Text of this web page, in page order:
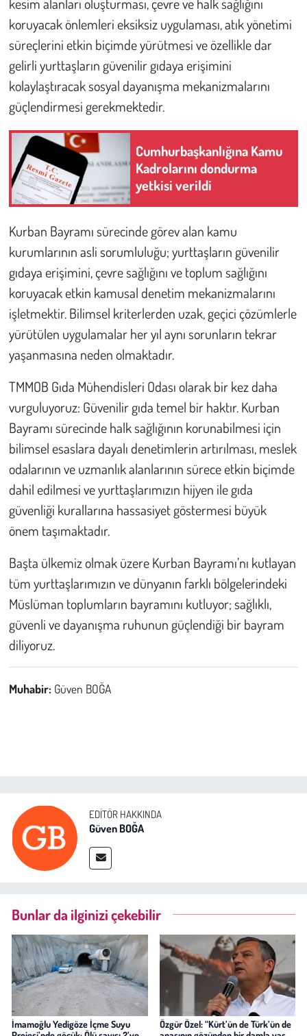
koruyacak önlemleri eksiksiz uygulaması, atık yönetimi
süreçlerini etkin biçimde yürütmesi ve özellikle dar
gelirli yurttaşların güvenilir gıdaya erişimini
kolaylaştıracak sosyal dayanışma mekanizmalarını
güçlendirmesi gerekmektedir.
Cumhurbaşkanlığına Kamu
Kadrolarını dondurma
yetkisi verildi
Kurban Bayramı sürecinde görev alan kamu
kurumlarının asli sorumluluğu; yurttaşların güvenilir
gıdaya erişimini, çevre sağlığını ve toplum sağlığını
koruyacak etkin kamusal denetim mekanizmalarını
işletmektir. Bilimsel kriterlerden uzak, geçici çözümlerle
yürütülen uygulamalar her yıl aynı sorunların tekrar
yaşanmasına neden olmaktadır.
TMMOB Gıda Mühendisleri Odası olarak bir kez daha
vurguluyoruz: Güvenilir gıda temel bir haktır. Kurban
Bayramı sürecinde halk sağlığının korunabilmesi için
bilimsel esaslara dayalı denetimlerin artırılması, meslek
odalarının ve uzmanlık alanlarının sürece etkin biçimde
dahil edilmesi ve yurttaşlarımızın hijyen ile gıda
güvenliği kurallarına hassasiyet göstermesi büyük
önem taşımaktadır.
Başta ülkemiz olmak üzere Kurban Bayramı’nı kutlayan
tüm yurttaşlarımızın ve dünyanın farklı bölgelerindeki
Müslüman toplumların bayramını kutluyor; sağlıklı,
güvenli ve dayanışma ruhunun güçlendiği bir bayram
diliyoruz.
Muhabir: Güven BOĞA
EDITÖR HAKKINDA
Güven BOĞA
Bunlar da ilginizi çekebilir
İmamoğlu Yedigöze İçme Suyu
Özgür Özel: “Kürt’ün de Türk’ün de